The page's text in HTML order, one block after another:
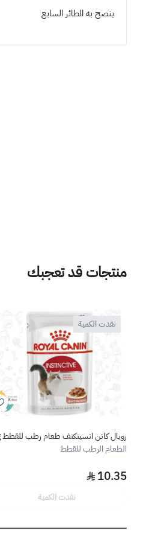
ينصح بهالطائر السابع
منتجات قد تعجبك
نفدت الكمية
رويال كانن انسيتكتف طعام رطب للقطط 85g
الطعام الرطب للقطط
10.35
نفدت الكمية